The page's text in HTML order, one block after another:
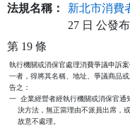
法規名稱： 新北市消費
27 日 公發
第 19 條
執行機關或消保官處理消費爭議申訴
一者，得將其名稱、地址、爭議商品
告之：
一  企業經營者經執行機關或消保官通
決方法，無正當理由不派員出席，
    故意不處理。